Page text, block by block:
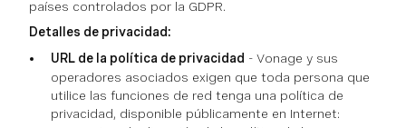
países controlados por la GDPR.
Detalles de privacidad:
URL de la política de privacidad - Vonage y sus
operadores asociados exigen que toda persona que
utilice las funciones de red tenga una política de
privacidad, disponible públicamente en Internet: